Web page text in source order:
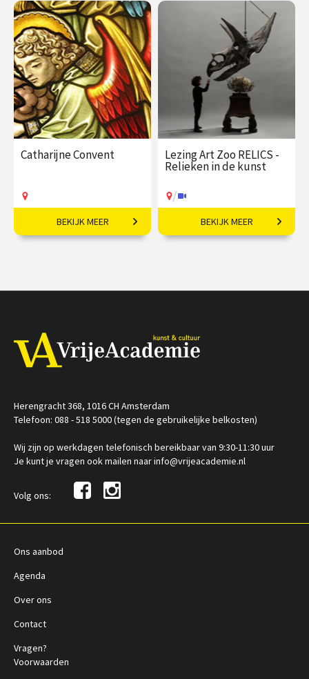
€ 35,00
vanaf 07
okt
Online
vanaf 10
sep
Op locatie of online
Catharijne Convent
Kunsthistoricus Aldwin
Kroeze over Museum
BEKIJK MEER
Lezing Art Zoo RELICS -
Relieken in de kunst
/
Fossielen als
kunstwerken.
sep
BEKIJK MEER
Herengracht 368, 1016 CH Amsterdam
Telefoon: 088 - 518 5000 (tegen de gebruikelijke belkosten)
Wij zijn op werkdagen telefonisch bereikbaar van 9:30-11:30 uur
Je kunt je vragen ook mailen naar info@vrijeacademie.nl
Volg ons:
Ons aanbod
Agenda
Over ons
Contact
Vragen?
Voorwaarden